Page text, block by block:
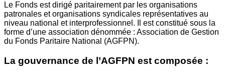
Le Fonds est dirigé paritairement par les organisations
patronales et organisations syndicales représentatives au
niveau national et interprofessionnel. Il est constitué sous la
forme d’une association dénommée : Association de Gestion
du Fonds Paritaire National (AGFPN).
La gouvernance de l’AGFPN est composée :